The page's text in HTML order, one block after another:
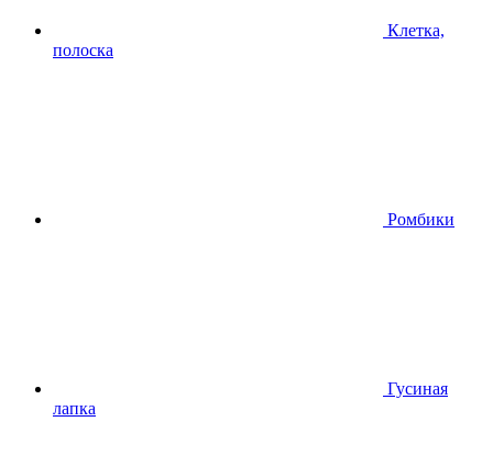
Клетка,
полоска
Ромбики
Гусиная
лапка